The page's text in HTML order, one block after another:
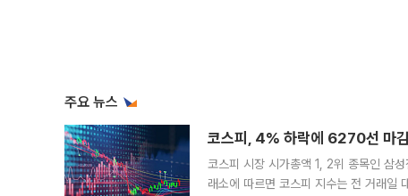
주요 뉴스
코스피, 4% 하락에 6270선 마
코스피 시장 시가총액 1, 2위 종목인 삼
래소에 따르면 코스피 지수는 전 거래